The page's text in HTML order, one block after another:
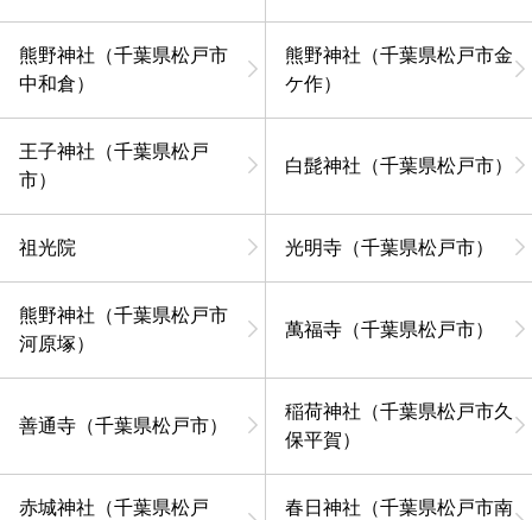
熊野神社（千葉県松戸市
中和倉）
熊野神社（千葉県松戸市金
ケ作）
王子神社（千葉県松戸
市）
白髭神社（千葉県松戸市）
祖光院 光明寺（千葉県松戸市）
熊野神社（千葉県松戸市
河原塚）
萬福寺（千葉県松戸市）
善通寺（千葉県松戸市）
稲荷神社（千葉県松戸市久
保平賀）
赤城神社（千葉県松戸
春日神社（千葉県松戸市南